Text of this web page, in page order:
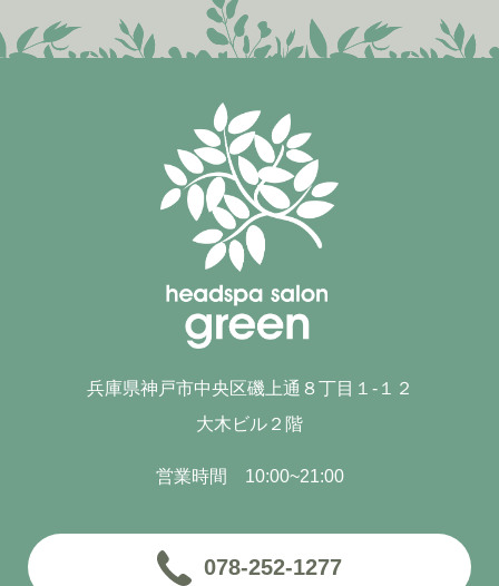
兵庫県神戸市中央区磯上通８丁目１-１２
大木ビル２階
営業時間 10:00~21:00
078-252-1277